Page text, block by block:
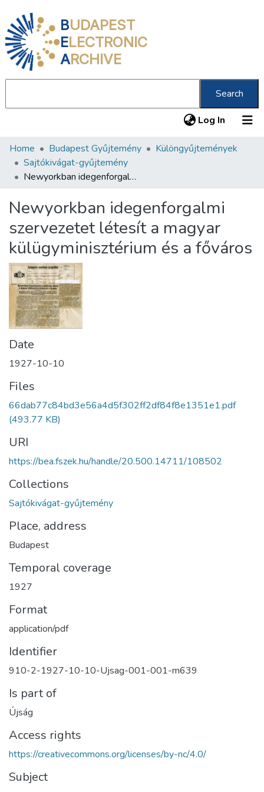
BUDAPEST
ELECTRONIC
ARCHIVE
Search
Log In (current)
Communities & Collections
All of DSpace
About us
Home Budapest Gyűjtemény
Különgyűjtemények
Sajtókivágat-gyűjtemény
Newyorkban idegenforgalmi szervezetet létesít a magyar külügyminisztérium és a főváros
Newyorkban idegenforgalmi
szervezetet létesít a magyar
külügyminisztérium és a főváros
Date
1927-10-10
Files
66dab77c84bd3e56a4d5f302ff2df84f8e1351e1.pdf
(493.77 KB)
URI
https://bea.fszek.hu/handle/20.500.14711/108502
Collections
Sajtókivágat-gyűjtemény
Place, address
Budapest
Temporal coverage
1927
Format
application/pdf
Identifier
910-2-1927-10-10-Ujsag-001-001-m639
Is part of
Újság
Access rights
https://creativecommons.org/licenses/by-nc/4.0/
Subject